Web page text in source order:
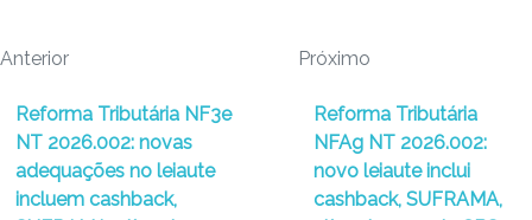
Anterior
Reforma Tributária NF3e
NT 2026.002: novas
adequações no leiaute
incluem cashback,
Próximo
Reforma Tributária
NFAg NT 2026.002:
novo leiaute inclui
cashback, SUFRAMA,